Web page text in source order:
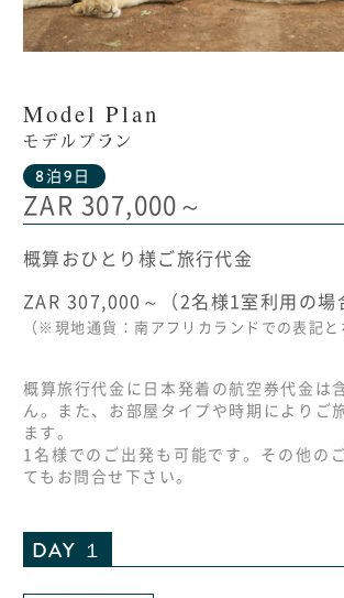
Model Plan
モデルプラン
8泊9日
ZAR 307,000～
概算おひとり様ご旅行代金
ZAR 307,000～（2名様1室利用の場
（※現地通貨：南アフリカランドでの表記と
概算旅行代金に日本発着の航空券代金は
ん。また、お部屋タイプや時期によりご
ます。
1名様でのご出発も可能です。その他の
てもお問合せ下さい。
DAY １